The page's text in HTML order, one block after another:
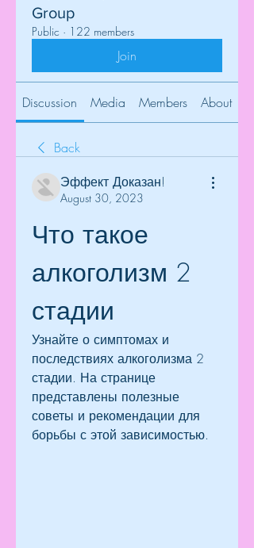
Group
Public · 122 members
Join
Discussion Media Members About
Back
Эффект Доказан!
August 30, 2023
Что такое
алкоголизм 2
стадии
Узнайте о симптомах и
последствиях алкоголизма 2
стадии. На странице
представлены полезные
советы и рекомендации для
борьбы с этой зависимостью.